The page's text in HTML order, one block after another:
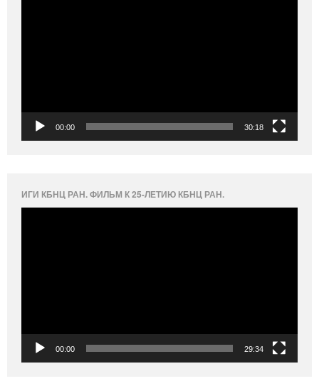
00:00 30:18
ИГИ КБНЦ РАН. ФИЛЬМ К 25-ЛЕТИЮ КБНЦ РАН.
00:00 29:34